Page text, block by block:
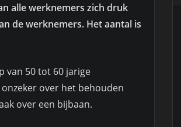
alle werknemers zich druk
de werknemers. Het aantal is
van 50 tot 60 jarige
over het behouden
over een bijbaan.